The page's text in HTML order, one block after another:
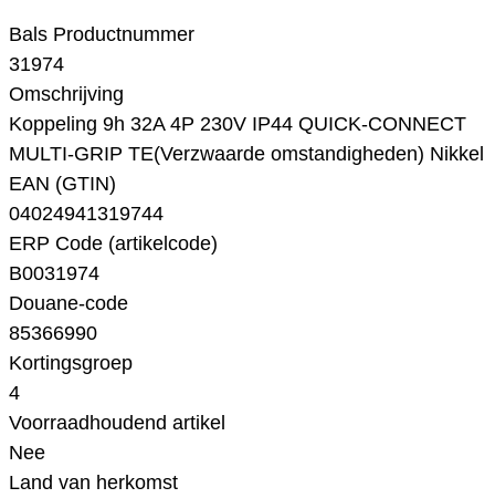
Bals Productnummer
31974
Omschrijving
Koppeling 9h 32A 4P 230V IP44 QUICK-CONNECT
MULTI-GRIP TE(Verzwaarde omstandigheden) Nikkel
EAN (GTIN)
04024941319744
ERP Code (artikelcode)
B0031974
Douane-code
85366990
Kortingsgroep
4
Voorraadhoudend artikel
Nee
Land van herkomst